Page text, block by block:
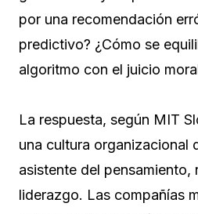
por una recomendación
predictivo? ¿Cómo se
algoritmo con el juicio
La respuesta, según MIT
una cultura organizacional
asistente del pensamiento,
liderazgo. Las compañías